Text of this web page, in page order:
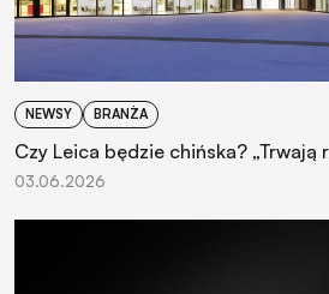
NEWSY BRANŻA
Czy Leica będzie chińska? „Trwają
03.06.2026